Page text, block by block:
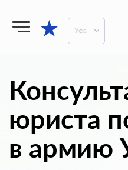
★ Уфа
юриста
в армию